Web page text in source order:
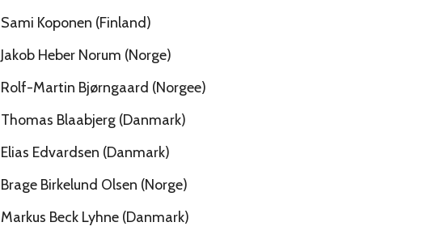
Sami Koponen (Finland)
Jakob Heber Norum (Norge)
Rolf-Martin Bjørngaard (Norgee)
Thomas Blaabjerg (Danmark)
Elias Edvardsen (Danmark)
Brage Birkelund Olsen (Norge)
Markus Beck Lyhne (Danmark)